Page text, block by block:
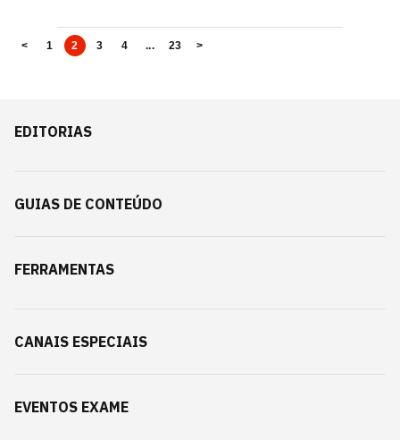
< 1 2 3 4 ... 23 >
EDITORIAS
GUIAS DE CONTEÚDO
FERRAMENTAS
CANAIS ESPECIAIS
EVENTOS EXAME